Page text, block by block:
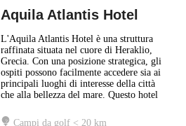
Aquila Atlantis Hotel
L'Aquila Atlantis Hotel è una struttura
raffinata situata nel cuore di Heraklio,
Grecia. Con una posizione strategica, gli
ospiti possono facilmente accedere sia ai
principali luoghi di interesse della città
che alla bellezza del mare. Questo hotel
l'atmosfera accogliente, che rende ogni
Campi da golf < 20 km